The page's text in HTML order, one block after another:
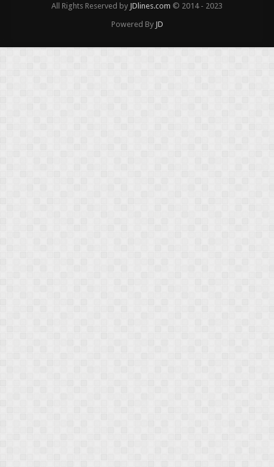
All Rights Reserved by JDlines.com © 2014 - 2023
Powered By JD